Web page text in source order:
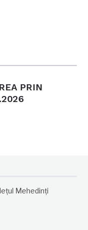
PRIN
Mehedinți